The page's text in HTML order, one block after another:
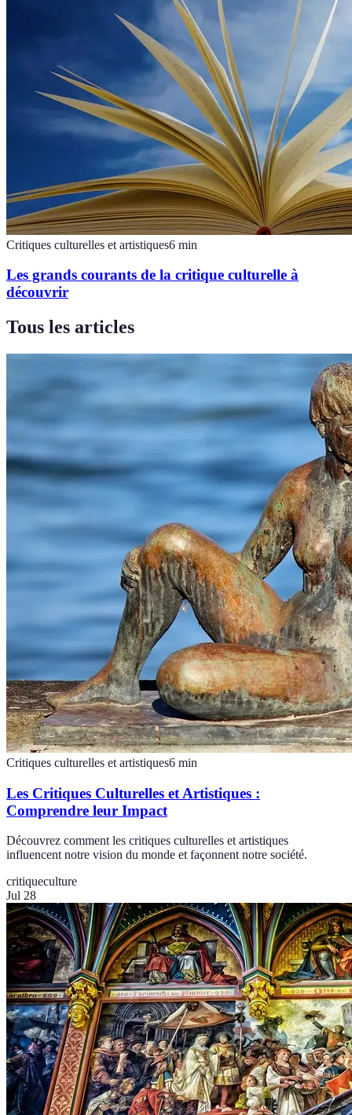
Critiques culturelles et artistiques6 min
Les grands courants de la critique culturelle à
découvrir
Tous les articles
Critiques culturelles et artistiques6 min
Les Critiques Culturelles et Artistiques :
Comprendre leur Impact
Découvrez comment les critiques culturelles et artistiques
influencent notre vision du monde et façonnent notre société.
critiqueculture
Jul 28